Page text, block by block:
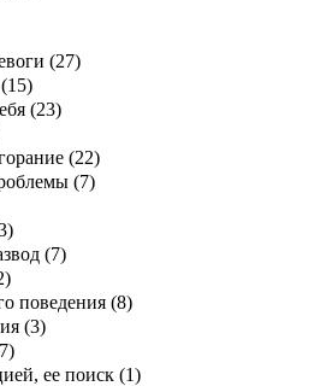
(27)
15)
(23)
(22)
(7)
)
(7)
)
поведения (8)
(3)
7)
ее поиск (1)